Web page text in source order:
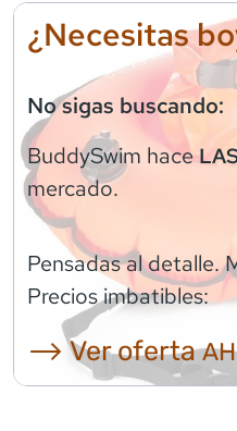
¿Necesitas
No sigas buscando:
BuddySwim hace
mercado.
Pensadas al detalle.
Precios imbatibles:
⟶ Ver oferta